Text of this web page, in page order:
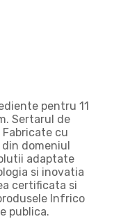
pentru 11
Sertarul de
cu
domeniul
adaptate
si inovatia
certificata si
Infrico
publica.